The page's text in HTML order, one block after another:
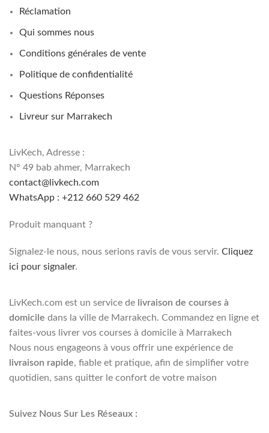
Réclamation
Qui sommes nous
Conditions générales de vente
Politique de confidentialité
Questions Réponses
Livreur sur Marrakech
LivKech, Adresse :
N° 49 bab ahmer, Marrakech
contact@livkech.com
WhatsApp : +212 660 529 462
Produit manquant ?
Signalez-le nous, nous serions ravis de vous servir. Cliquez
ici pour signaler.
LivKech.com est un service de livraison de courses à
domicile dans la ville de Marrakech. Commandez en ligne et
faites-vous livrer vos courses à domicile à Marrakech
Nous nous engageons à vous offrir une expérience de
livraison rapide, fiable et pratique, afin de simplifier votre
quotidien, sans quitter le confort de votre maison
Suivez Nous Sur Les Réseaux :